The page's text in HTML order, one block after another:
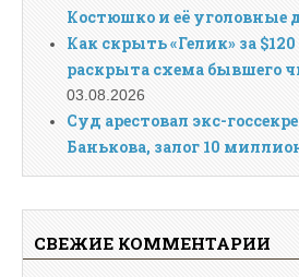
Костюшко и её уголовные
Как скрыть «Гелик» за
раскрыта схема бывшего
03.08.2026
Суд арестовал экс-
Банькова, залог 10
СВЕЖИЕ КОММЕНТАРИИ